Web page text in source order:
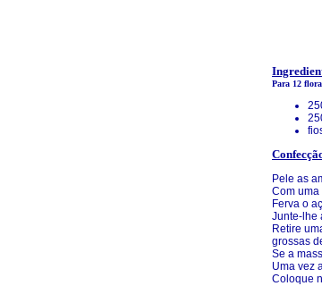
Para 12
Pele as
Com
Ferva o
Junte-lhe
Retire
grossas
Se a
Uma vez
Coloque